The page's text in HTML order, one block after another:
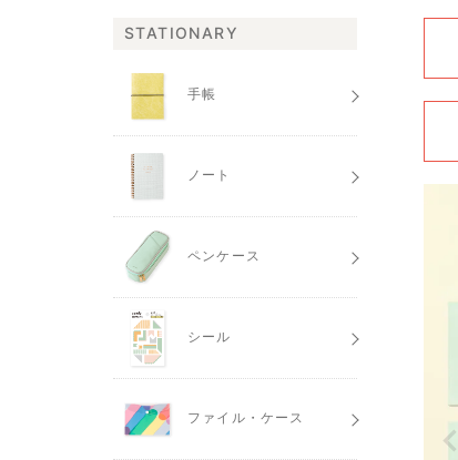
STATIONARY
手帳
ノート
ペンケース
シール
ファイル・ケース